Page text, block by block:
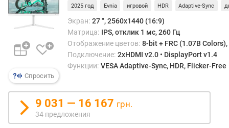
е
д
л
ж
е
и
й
д
Спросить
2025 год Evnia игровой HDR Adaptive-Sync
Экран: 27 ", 2560x1440 (16:9)
Матрица: IPS, отклик 1 мс, 260 Гц
Отображение цветов: 8-bit + FRC (1.07B Colors),
Подключение: 2xHDMI v2.0 • DisplayPort v1.4
Функции: VESA Adaptive-Sync, HDR, Flicker-Free
9 031 — 16 167 грн.
34 предложения